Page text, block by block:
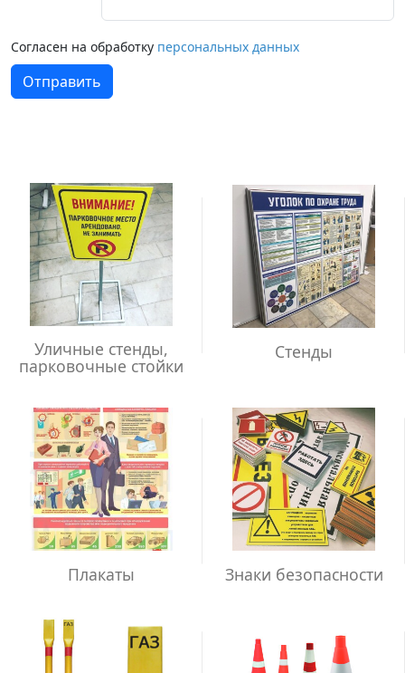
Согласен на обработку персональных данных
Отправить
Уличные стенды,
парковочные стойки
Стенды
Плакаты Знаки безопасности